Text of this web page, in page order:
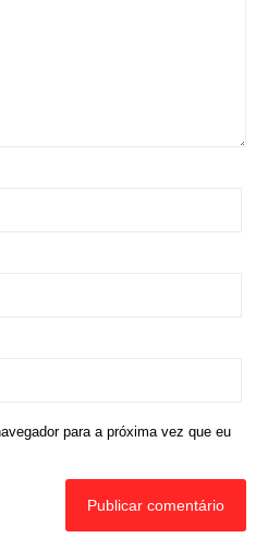
para a próxima vez que eu